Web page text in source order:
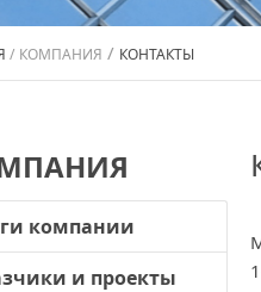
/ КОМПАНИЯ / КОНТАКТЫ
компании
и проекты